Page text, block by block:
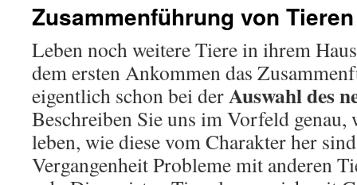
Zusammenführung von Tieren
Leben noch weitere Tiere in ihrem
dem ersten Ankommen das
eigentlich schon bei derAuswahl des
Beschreiben Sie uns im Vorfeld genau,
leben, wie diese vom Charakter her
Vergangenheit Probleme mit anderen